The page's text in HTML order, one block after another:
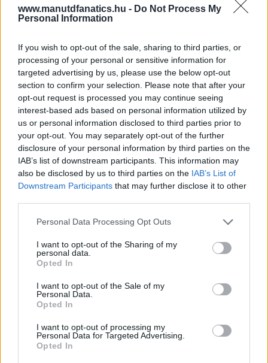
www.manutdfanatics.hu - Do Not Process My
Personal Information
If you wish to opt-out of the sale, sharing to third parties, or
processing of your personal or sensitive information for
targeted advertising by us, please use the below opt-out
section to confirm your selection. Please note that after your
opt-out request is processed you may continue seeing
interest-based ads based on personal information utilized by
us or personal information disclosed to third parties prior to
your opt-out. You may separately opt-out of the further
disclosure of your personal information by third parties on the
IAB’s list of downstream participants. This information may
also be disclosed by us to third parties on the IAB’s List of
Downstream Participants that may further disclose it to other
Please note that this website/app uses one or more Google
not limited to your visit or usage behaviour. You may click to
grant or deny consent to Google and its third-party tags to
use your data for below specified purposes in below Google
consent section.
Personal Data Processing Opt Outs
I want to opt-out of the Sharing of my
personal data.
Opted In
I want to opt-out of the Sale of my
Personal Data.
Opted In
I want to opt-out of processing my
Personal Data for Targeted Advertising.
Opted In